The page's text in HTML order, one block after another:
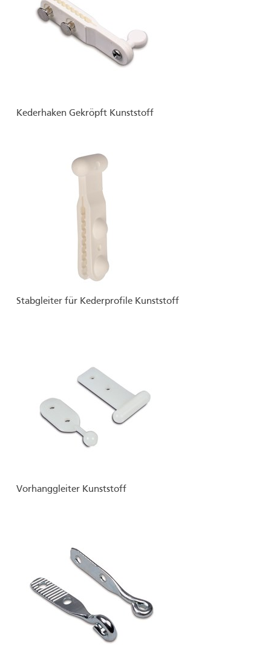
Kederhaken Gekröpft Kunststoff
Stabgleiter für Kederprofile Kunststoff
Vorhanggleiter Kunststoff